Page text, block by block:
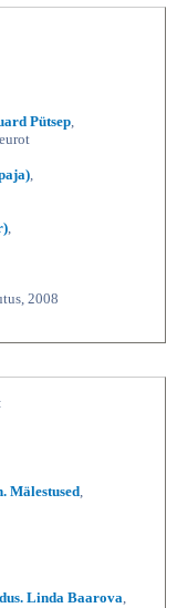
Pütsep
2008
Mälestused
Linda Baarova